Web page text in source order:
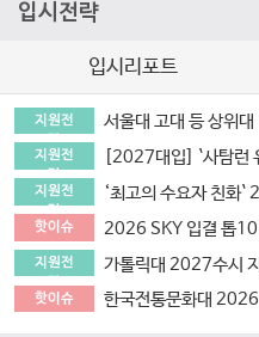
입시전략
입시리포트
지원전
략
지원전
략
지원전
략
핫이슈
지원전
략
핫이슈